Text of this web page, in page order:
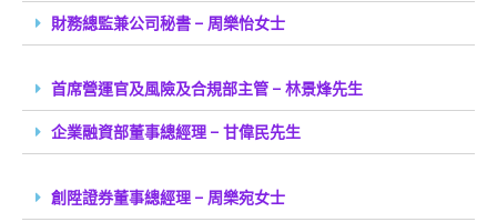
財務總監兼公司秘書 – 周樂怡女士
首席營運官及風險及合規部主管 – 林景烽先生
企業融資部董事總經理 – 甘偉民先生
創陞證券董事總經理 – 周樂宛女士